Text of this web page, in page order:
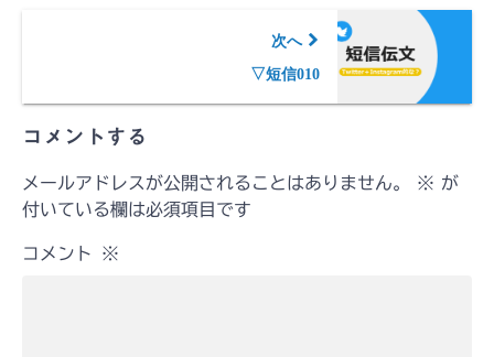
次へ
▽短信010
コメントする
メールアドレスが公開されることはありません。 ※ が
付いている欄は必須項目です
コメント ※